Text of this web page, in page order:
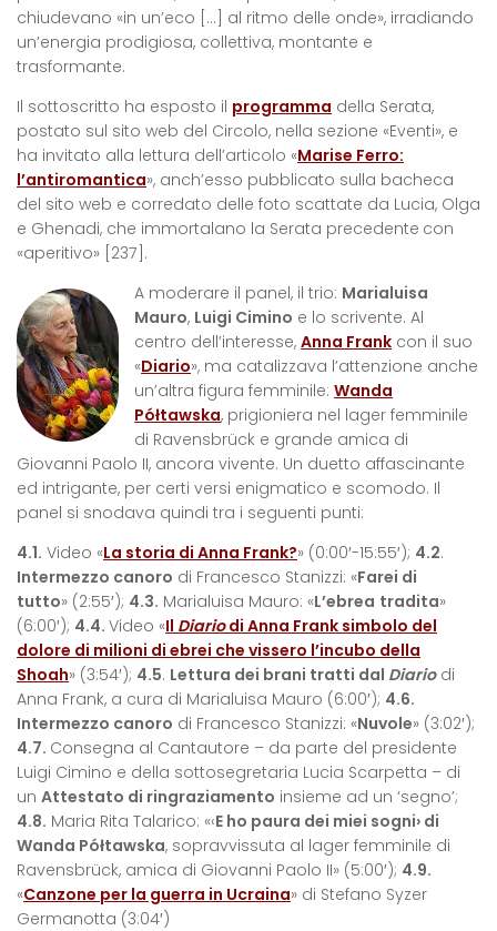
chiudevano «in un’eco […] al ritmo delle onde», irradiando
un’energia prodigiosa, collettiva, montante e
trasformante.
Il sottoscritto ha esposto il programma della Serata,
postato sul sito web del Circolo, nella sezione «Eventi», e
ha invitato alla lettura dell’articolo «Marise Ferro:
l’antiromantica», anch’esso pubblicato sulla bacheca
del sito web e corredato delle foto scattate da Lucia, Olga
e Ghenadi, che immortalano la Serata precedente con
«aperitivo» [237].
A moderare il panel, il trio: Marialuisa
Mauro, Luigi Cimino e lo scrivente. Al
centro dell’interesse,Anna Frank con il suo
«Diario», ma catalizzava l’attenzione anche
un’altra figura femminile:Wanda
Półtawska, prigioniera nel lager femminile
di Ravensbrück e grande amica di
Giovanni Paolo II, ancora vivente. Un duetto affascinante
ed intrigante, per certi versi enigmatico e scomodo. Il
panel si snodava quindi tra i seguenti punti:
4.1. Video «La storia di Anna Frank?» (0:00′-15:55′); 4.2.
Intermezzo canoro di Francesco Stanizzi: «Farei di
tutto» (2:55′); 4.3. Marialuisa Mauro: «L’ebrea tradita»
(6:00′); 4.4. Video «Il Diariodi Anna Frank simbolo del
dolore di milioni di ebrei che vissero l’incubo della
Shoah» (3:54′); 4.5. Lettura dei brani tratti dal Diariodi
Anna Frank, a cura di Marialuisa Mauro (6:00′); 4.6.
Intermezzo canoro di Francesco Stanizzi: «Nuvole» (3:02′);
4.7. Consegna al Cantautore – da parte del presidente
Luigi Cimino e della sottosegretaria Lucia Scarpetta – di
un Attestato di ringraziamento insieme ad un ‘segno’;
4.8. Maria Rita Talarico: «‹E ho paura dei miei sogni› di
Wanda Półtawska, sopravvissuta al lager femminile di
Ravensbrück, amica di Giovanni Paolo II» (5:00′); 4.9.
«Canzone per la guerra in Ucraina» di Stefano Syzer
Germanotta (3:04′)